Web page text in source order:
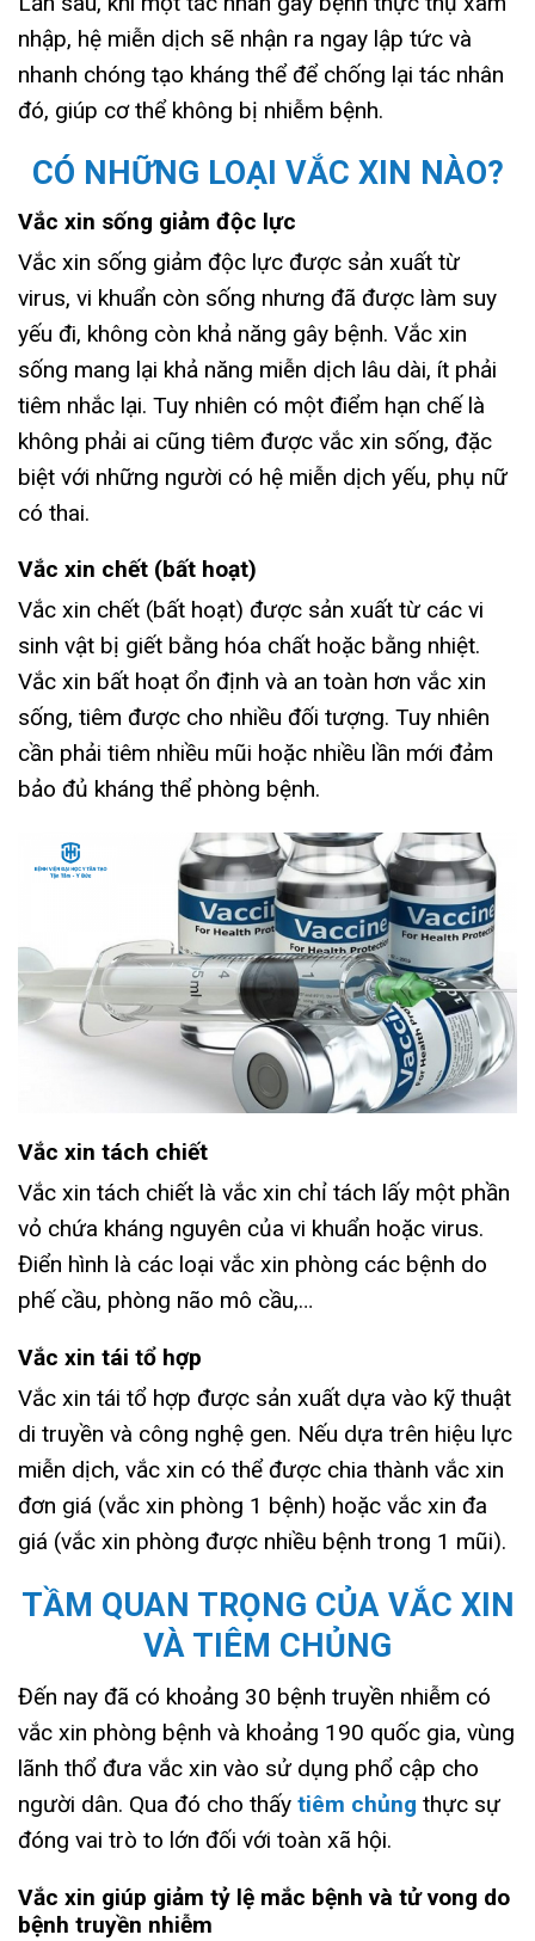
nhập, hệ miễn dịch sẽ nhận ra ngay lập tức và
nhanh chóng tạo kháng thể để chống lại tác nhân
đó, giúp cơ thể không bị nhiễm bệnh.
CÓ NHỮNG LOẠI VẮC XIN NÀO?
Vắc xin sống giảm độc lực
Vắc xin sống giảm độc lực được sản xuất từ
virus, vi khuẩn còn sống nhưng đã được làm suy
yếu đi, không còn khả năng gây bệnh. Vắc xin
sống mang lại khả năng miễn dịch lâu dài, ít phải
tiêm nhắc lại. Tuy nhiên có một điểm hạn chế là
không phải ai cũng tiêm được vắc xin sống, đặc
biệt với những người có hệ miễn dịch yếu, phụ nữ
có thai.
Vắc xin chết (bất hoạt)
Vắc xin chết (bất hoạt) được sản xuất từ các vi
sinh vật bị giết bằng hóa chất hoặc bằng nhiệt.
Vắc xin bất hoạt ổn định và an toàn hơn vắc xin
sống, tiêm được cho nhiều đối tượng. Tuy nhiên
cần phải tiêm nhiều mũi hoặc nhiều lần mới đảm
bảo đủ kháng thể phòng bệnh.
Vắc xin tách chiết
Vắc xin tách chiết là vắc xin chỉ tách lấy một phần
vỏ chứa kháng nguyên của vi khuẩn hoặc virus.
Điển hình là các loại vắc xin phòng các bệnh do
phế cầu, phòng não mô cầu,…
Vắc xin tái tổ hợp
Vắc xin tái tổ hợp được sản xuất dựa vào kỹ thuật
di truyền và công nghệ gen. Nếu dựa trên hiệu lực
miễn dịch, vắc xin có thể được chia thành vắc xin
đơn giá (vắc xin phòng 1 bệnh) hoặc vắc xin đa
giá (vắc xin phòng được nhiều bệnh trong 1 mũi).
TẦM QUAN TRỌNG CỦA VẮC XIN
VÀ TIÊM CHỦNG
Đến nay đã có khoảng 30 bệnh truyền nhiễm có
vắc xin phòng bệnh và khoảng 190 quốc gia, vùng
lãnh thổ đưa vắc xin vào sử dụng phổ cập cho
người dân. Qua đó cho thấy tiêm chủng thực sự
đóng vai trò to lớn đối với toàn xã hội.
Vắc xin giúp giảm tỷ lệ mắc bệnh và tử vong do
bệnh truyền nhiễm